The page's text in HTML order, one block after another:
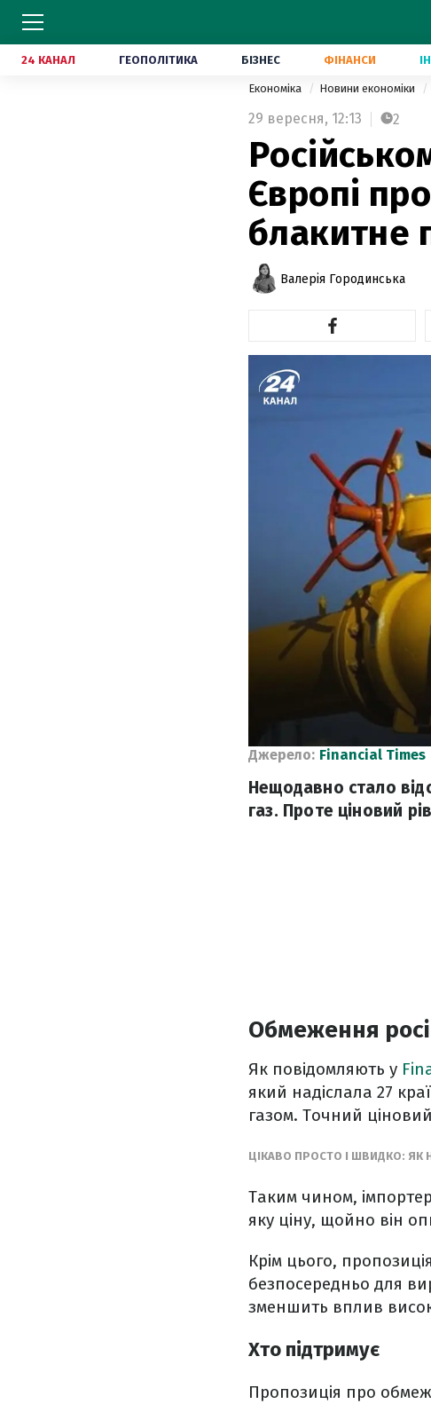
24 КАНАЛ ГЕОПОЛІТИКА БІЗНЕС ФІНАНСИ
Економіка Новини економіки
29 вересня, 12:13 2
Європі
блакитне
Валерія Городинська
Джерело: Financial Times
Нещодавно стало
газ. Проте ціновий
Обмеження
Як повідомляють у
який надіслала 27
газом. Точний
ЦІКАВО ПРОСТО І ШВИДКО: ЯК
Таким чином,
яку ціну, щойно він
Крім цього,
безпосередньо для
зменшить вплив
Хто підтримує
Пропозиція про